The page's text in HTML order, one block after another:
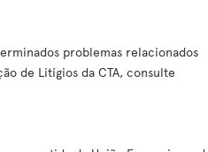
problemas relacionados
de Litígios da CTA, consulte